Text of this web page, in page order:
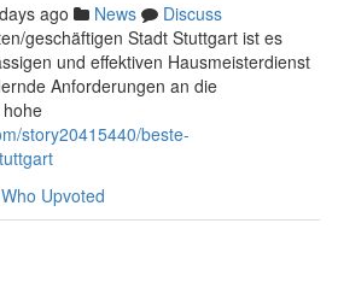
ago News
Discuss
geschäftigen Stadt Stuttgart ist es
und effektiven Hausmeisterdienst
Anforderungen an die
story20415440/beste-
Who Upvoted